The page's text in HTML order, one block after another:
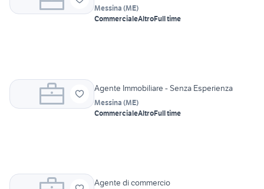
Messina (ME)
CommercialeAltroFull time
Agente Immobiliare - Senza Esperienza
Messina (ME)
CommercialeAltroFull time
Agente di commercio